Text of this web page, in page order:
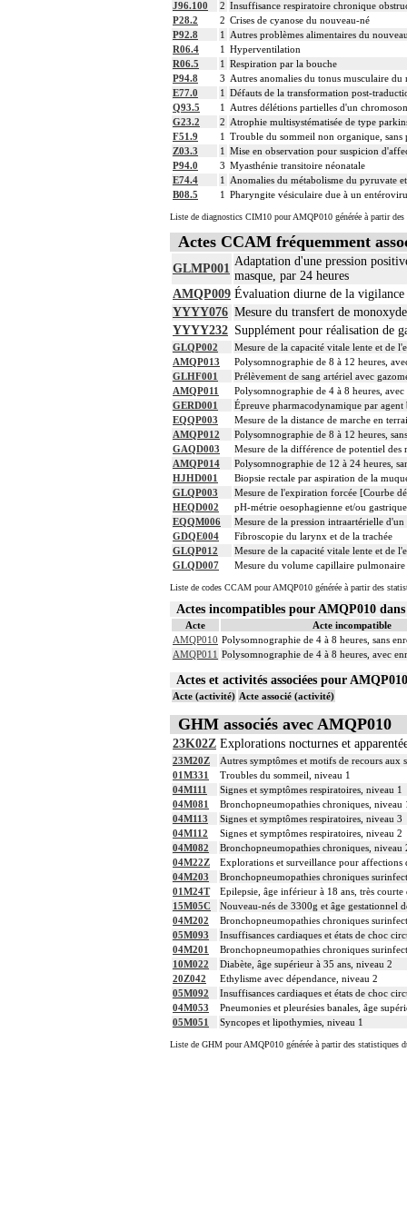
J96.100
2 Insuffisance respiratoire chronique
P28.2
2 Crises de cyanose du nouveau-né
P92.8
1
Autres problèmes alimentaires du
R06.4
1 Hyperventilation
R06.5
1 Respiration par la bouche
P94.8
3 Autres anomalies du tonus musculaire du
E77.0
1 Défauts de la transformation post-
Q93.5
1
Autres délétions partielles d'un
G23.2
2 Atrophie multisystématisée de type
F51.9
1 Trouble du sommeil non organique, sans
Z03.3
1 Mise en observation pour suspicion
P94.0
3 Myasthénie transitoire néonatale
E74.4
1
Anomalies du métabolisme du pyruvate
B08.5
1 Pharyngite vésiculaire due à un
Liste de diagnostics CIM10 pour AMQP010 générée à partir
Actes CCAM fréquemment
GLMP001
Adaptation d'une pression
masque, par 24 heures
AMQP009 Évaluation diurne de la vigilance
YYYY076 Mesure du transfert de
YYYY232 Supplément pour réalisation de
GLQP002
Mesure de la capacité vitale lente et de
AMQP013
Polysomnographie de 8 à 12 heures,
GLHF001
Prélèvement de sang artériel avec
AMQP011
Polysomnographie de 4 à 8 heures,
GERD001
Épreuve pharmacodynamique par
EQQP003
Mesure de la distance de marche en
AMQP012
Polysomnographie de 8 à 12 heures,
GAQD003
Mesure de la différence de potentiel des
AMQP014
Polysomnographie de 12 à 24 heures,
HJHD001
Biopsie rectale par aspiration de la
GLQP003
Mesure de l'expiration forcée [Courbe
HEQD002
pH-métrie oesophagienne et/ou
EQQM006
Mesure de la pression intraartérielle
GDQE004
Fibroscopie du larynx et de la trachée
GLQP012
Mesure de la capacité vitale lente et de
GLQD007
Mesure du volume capillaire
Liste de codes CCAM pour AMQP010 générée à partir des
Actes incompatibles pour AMQP010
Acte
Acte incompatible
AMQP010 Polysomnographie de 4 à 8 heures, sans
AMQP011 Polysomnographie de 4 à 8 heures, avec
Actes et activités associées pour
Acte (activité) Acte associé (activité)
GHM associés avec AMQP010
23K02Z Explorations nocturnes et
23M20Z
Autres symptômes et motifs de recours aux
01M331
Troubles du sommeil, niveau 1
04M111
Signes et symptômes respiratoires, niveau 1
04M081
Bronchopneumopathies chroniques, niveau
04M113
Signes et symptômes respiratoires, niveau 3
04M112
Signes et symptômes respiratoires, niveau 2
04M082
Bronchopneumopathies chroniques, niveau
04M22Z
Explorations et surveillance pour affections
04M203
Bronchopneumopathies chroniques
01M24T
Epilepsie, âge inférieur à 18 ans, très courte
15M05C
Nouveau-nés de 3300g et âge gestationnel
04M202
Bronchopneumopathies chroniques
05M093
Insuffisances cardiaques et états de choc
04M201
Bronchopneumopathies chroniques
10M022
Diabète, âge supérieur à 35 ans, niveau 2
20Z042
Ethylisme avec dépendance, niveau 2
05M092
Insuffisances cardiaques et états de choc
04M053
Pneumonies et pleurésies banales, âge
05M051
Syncopes et lipothymies, niveau 1
Liste de GHM pour AMQP010 générée à partir des statistiques